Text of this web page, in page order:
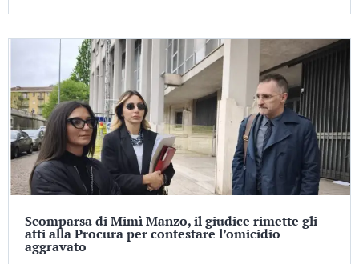
Scomparsa di Mimì Manzo, il giudice rimette gli
atti alla Procura per contestare l’omicidio
aggravato